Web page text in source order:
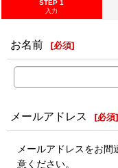
STEP 1
入力
お名前 [必須]
メールアドレス [必須]
メールアドレスをお
意ください。